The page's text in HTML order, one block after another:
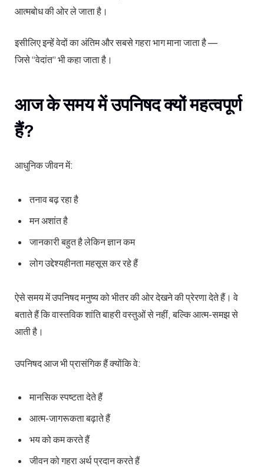
आत्मबोध की ओर ले जाता है।
इसीलिए इन्हें वेदों का अंतिम और सबसे गहरा भाग माना जाता है —
जिसे “वेदांत” भी कहा जाता है।
आज के समय में उपनिषद क्यों महत्वपूर्ण
हैं?
आधुनिक जीवन में:
तनाव बढ़ रहा है
मन अशांत है
जानकारी बहुत है लेकिन ज्ञान कम
लोग उद्देश्यहीनता महसूस कर रहे हैं
ऐसे समय में उपनिषद मनुष्य को भीतर की ओर देखने की प्रेरणा देते हैं। वे
बताते हैं कि वास्तविक शांति बाहरी वस्तुओं से नहीं, बल्कि आत्म-समझ से
आती है।
उपनिषद आज भी प्रासंगिक हैं क्योंकि वे:
मानसिक स्पष्टता देते हैं
आत्म-जागरूकता बढ़ाते हैं
भय को कम करते हैं
जीवन को गहरा अर्थ प्रदान करते हैं